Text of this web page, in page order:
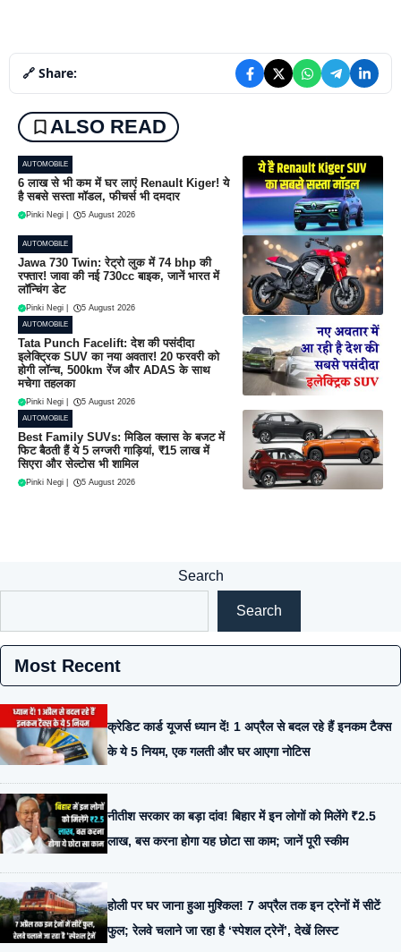
🔗 Share:
ALSO READ
AUTOMOBILE
6 लाख से भी कम में घर लाएं Renault Kiger! ये
है सबसे सस्ता मॉडल, फीचर्स भी दमदार
Pinki Negi 5 August 2026
AUTOMOBILE
Jawa 730 Twin: रेट्रो लुक में 74 bhp की
रफ्तार! जावा की नई 730cc बाइक, जानें भारत में
लॉन्चिंग डेट
Pinki Negi 5 August 2026
AUTOMOBILE
Tata Punch Facelift: देश की पसंदीदा
इलेक्ट्रिक SUV का नया अवतार! 20 फरवरी को
होगी लॉन्च, 500km रेंज और ADAS के साथ
मचेगा तहलका
Pinki Negi 5 August 2026
AUTOMOBILE
Best Family SUVs: मिडिल क्लास के बजट में
फिट बैठती हैं ये 5 लग्जरी गाड़ियां, ₹15 लाख में
सिएरा और सेल्टोस भी शामिल
Pinki Negi 5 August 2026
Search
Search
Most Recent
क्रेडिट कार्ड यूजर्स ध्यान दें! 1 अप्रैल से बदल रहे हैं इनकम टैक्स
के ये 5 नियम, एक गलती और घर आएगा नोटिस
नीतीश सरकार का बड़ा दांव! बिहार में इन लोगों को मिलेंगे ₹2.5
लाख, बस करना होगा यह छोटा सा काम; जानें पूरी स्कीम
होली पर घर जाना हुआ मुश्किल! 7 अप्रैल तक इन ट्रेनों में सीटें
फुल; रेलवे चलाने जा रहा है ‘स्पेशल ट्रेनें’, देखें लिस्ट